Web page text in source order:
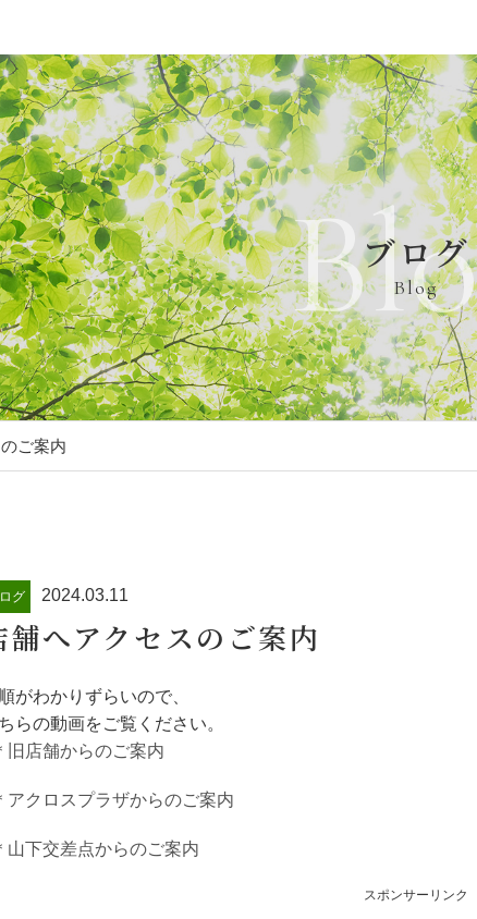
ブログ
Blog
ご案内
グ 2024.03.11
舗へアクセスのご案内
がわかりずらいので、
らの動画をご覧ください。
旧店舗からのご案内
アクロスプラザからのご案内
山下交差点からのご案内
スポンサーリンク